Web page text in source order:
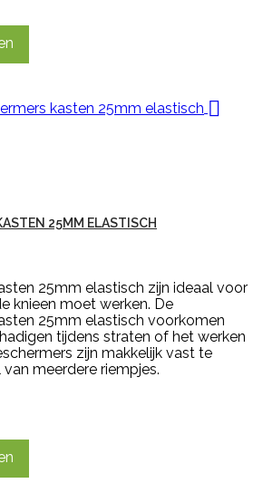

25MM ELASTISCH
25mm elastisch zijn ideaal voor
knieen moet werken. De
25mm elastisch voorkomen
tijdens straten of het werken
zijn makkelijk vast te
meerdere riempjes.